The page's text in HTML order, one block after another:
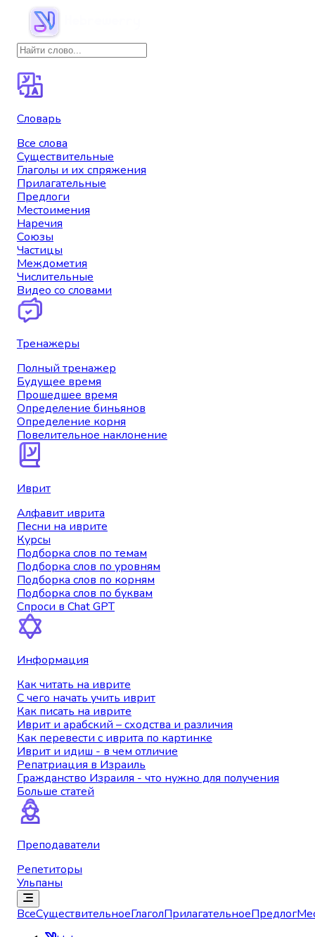
Словарь
Все слова
Существительные
Глаголы и их спряжения
Прилагательные
Предлоги
Местоимения
Наречия
Союзы
Частицы
Междометия
Числительные
Видео со словами
Тренажеры
Полный тренажер
Будущее время
Прошедшее время
Определение биньянов
Определение корня
Повелительное наклонение
Иврит
Алфавит иврита
Песни на иврите
Курсы
Подборка слов по темам
Подборка слов по уровням
Подборка слов по корням
Подборка слов по буквам
Спроси в Chat GPT
Информация
Как читать на иврите
С чего начать учить иврит
Как писать на иврите
Иврит и арабский – сходства и различия
Как перевести с иврита по картинке
Иврит и идиш - в чем отличие
Репатриация в Израиль
Гражданство Израиля - что нужно для получения
Больше статей
Преподаватели
Репетиторы
Ульпаны
ВсеСуществительноеГлаголПрилагательноеПредлог